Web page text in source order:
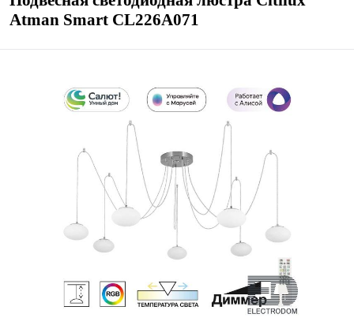
Atman Smart CL226A071